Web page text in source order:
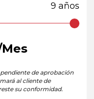
9 años
de aprobación
al cliente de
su conformidad.